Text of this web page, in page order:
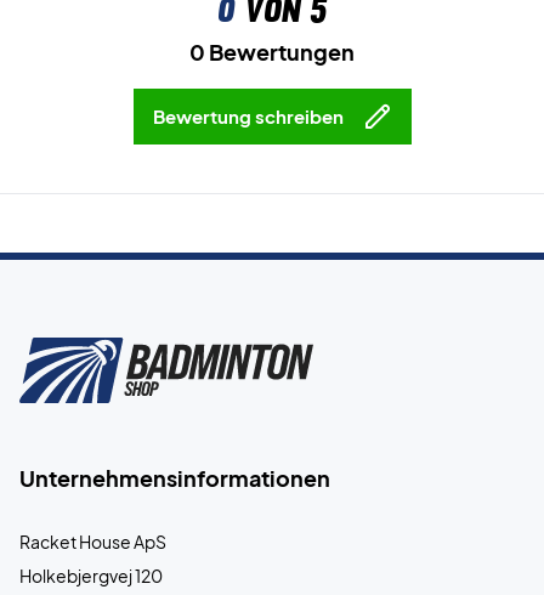
Badmintonschuhe noch heute!
Farbe: Dunkelblau und Gold.
0von 5
0 Bewertungen
Bewertung schreiben
Unternehmensinformationen
Racket House ApS
Holkebjergvej 120